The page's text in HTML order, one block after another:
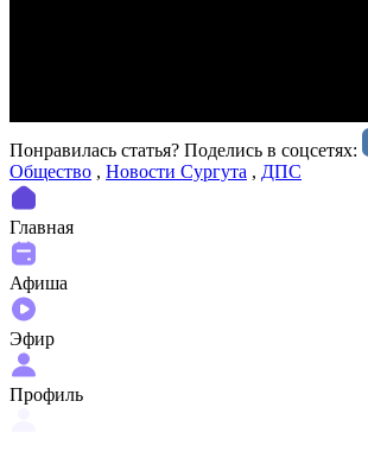
Понравилась статья? Поделиcь в соцсетях:
Общество , Новости Сургута , ДПС
Главная
Афиша
Эфир
Профиль